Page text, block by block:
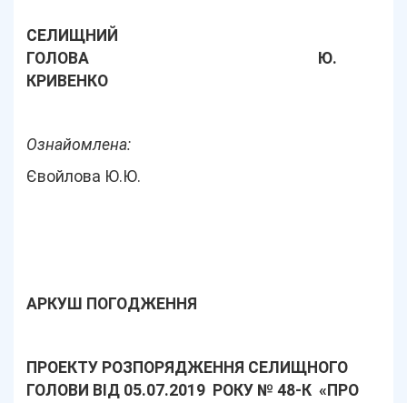
СЕЛИЩНИЙ
ГОЛОВА Ю.
КРИВЕНКО
Ознайомлена:
Євойлова Ю.Ю.
АРКУШ ПОГОДЖЕННЯ
ПРОЕКТУ РОЗПОРЯДЖЕННЯ СЕЛИЩНОГО
ГОЛОВИ ВІД 05.07.2019 РОКУ № 48-К «ПРО